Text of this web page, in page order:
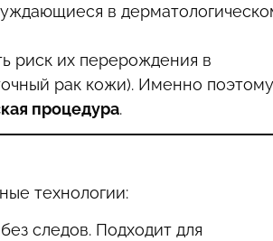
в
риск их перерождения в
рак кожи). Именно поэтому
процедура.
технологии:
следов. Подходит для